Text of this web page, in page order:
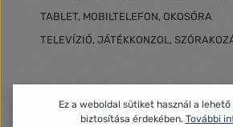
TABLET, MOBILTELEFON, OKOSÓRA
TELEVÍZIÓ, JÁTÉKKONZOL,
Szűrő
Ez a weboldal sütiket használ a
biztosítása érdekében. További